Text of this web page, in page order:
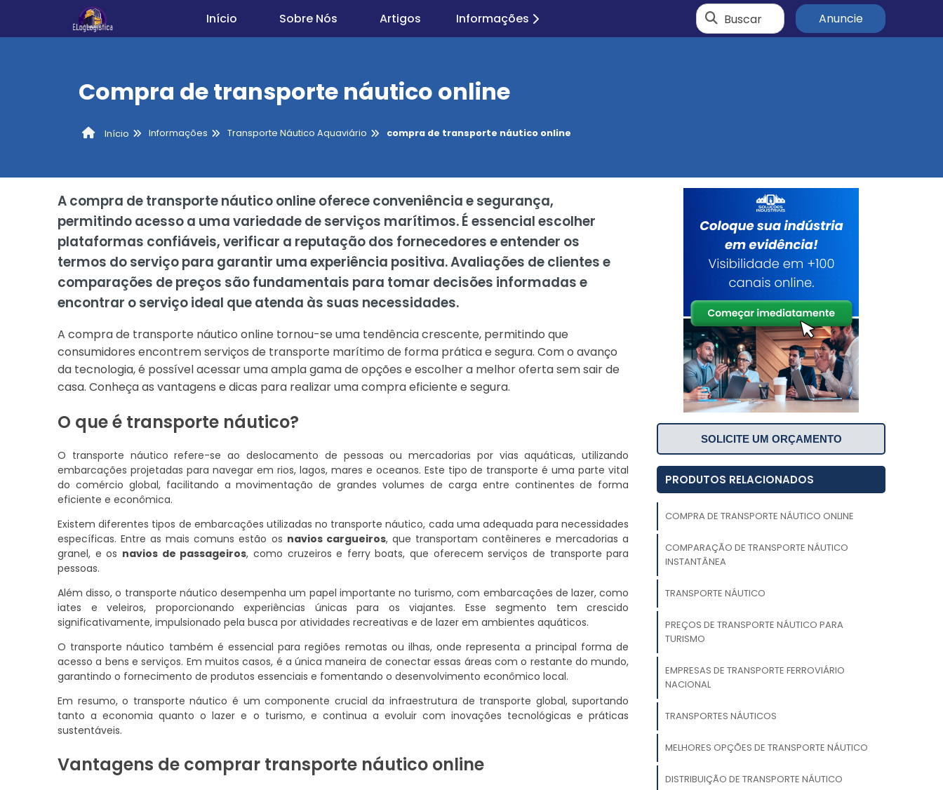
Início Sobre Nós Artigos Informações Buscar Anuncie
Compra de transporte náutico online
Início Informações Transporte Náutico Aquaviário compra de transporte náutico online
A compra de transporte náutico online oferece conveniência e segurança,
permitindo acesso a uma variedade de serviços marítimos. É essencial escolher
plataformas confiáveis, verificar a reputação dos fornecedores e entender os
termos do serviço para garantir uma experiência positiva. Avaliações de clientes e
comparações de preços são fundamentais para tomar decisões informadas e
encontrar o serviço ideal que atenda às suas necessidades.
A compra de transporte náutico online tornou-se uma tendência crescente, permitindo que
consumidores encontrem serviços de transporte marítimo de forma prática e segura. Com o avanço
da tecnologia, é possível acessar uma ampla gama de opções e escolher a melhor oferta sem sair de
casa. Conheça as vantagens e dicas para realizar uma compra eficiente e segura.
O que é transporte náutico?
O transporte náutico refere-se ao deslocamento de pessoas ou mercadorias por vias aquáticas, utilizando
embarcações projetadas para navegar em rios, lagos, mares e oceanos. Este tipo de transporte é uma parte vital
do comércio global, facilitando a movimentação de grandes volumes de carga entre continentes de forma
eficiente e econômica.
Existem diferentes tipos de embarcações utilizadas no transporte náutico, cada uma adequada para necessidades
específicas. Entre as mais comuns estão os navios cargueiros, que transportam contêineres e mercadorias a
granel, e os navios de passageiros, como cruzeiros e ferry boats, que oferecem serviços de transporte para
pessoas.
Além disso, o transporte náutico desempenha um papel importante no turismo, com embarcações de lazer, como
iates e veleiros, proporcionando experiências únicas para os viajantes. Esse segmento tem crescido
significativamente, impulsionado pela busca por atividades recreativas e de lazer em ambientes aquáticos.
O transporte náutico também é essencial para regiões remotas ou ilhas, onde representa a principal forma de
acesso a bens e serviços. Em muitos casos, é a única maneira de conectar essas áreas com o restante do mundo,
garantindo o fornecimento de produtos essenciais e fomentando o desenvolvimento econômico local.
Em resumo, o transporte náutico é um componente crucial da infraestrutura de transporte global, suportando
tanto a economia quanto o lazer e o turismo, e continua a evoluir com inovações tecnológicas e práticas
sustentáveis.
Vantagens de comprar transporte náutico online
SOLICITE UM ORÇAMENTO
PRODUTOS RELACIONADOS
COMPRA DE TRANSPORTE NÁUTICO ONLINE
COMPARAÇÃO DE TRANSPORTE NÁUTICO
INSTANTÂNEA
TRANSPORTE NÁUTICO
PREÇOS DE TRANSPORTE NÁUTICO PARA
TURISMO
EMPRESAS DE TRANSPORTE FERROVIÁRIO
NACIONAL
TRANSPORTES NÁUTICOS
MELHORES OPÇÕES DE TRANSPORTE NÁUTICO
DISTRIBUIÇÃO DE TRANSPORTE NÁUTICO